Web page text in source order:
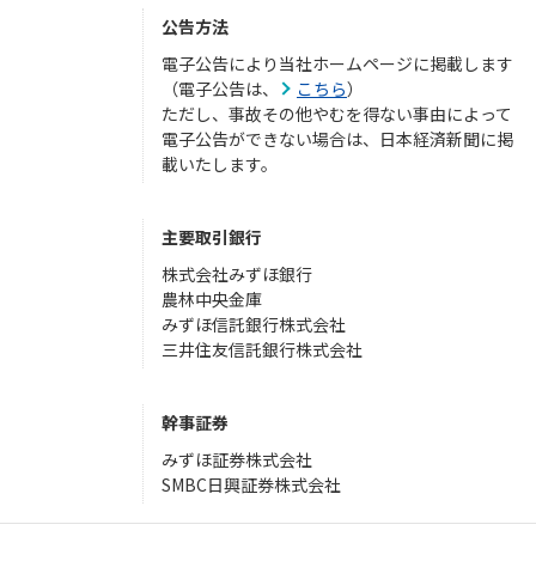
公告方法
電子公告により当社ホームページに掲載します
（電子公告は、
こちら）
ただし、事故その他やむを得ない事由によって
電子公告ができない場合は、日本経済新聞に掲
載いたします。
主要取引銀行
株式会社みずほ銀行
農林中央金庫
みずほ信託銀行株式会社
三井住友信託銀行株式会社
幹事証券
みずほ証券株式会社
SMBC日興証券株式会社